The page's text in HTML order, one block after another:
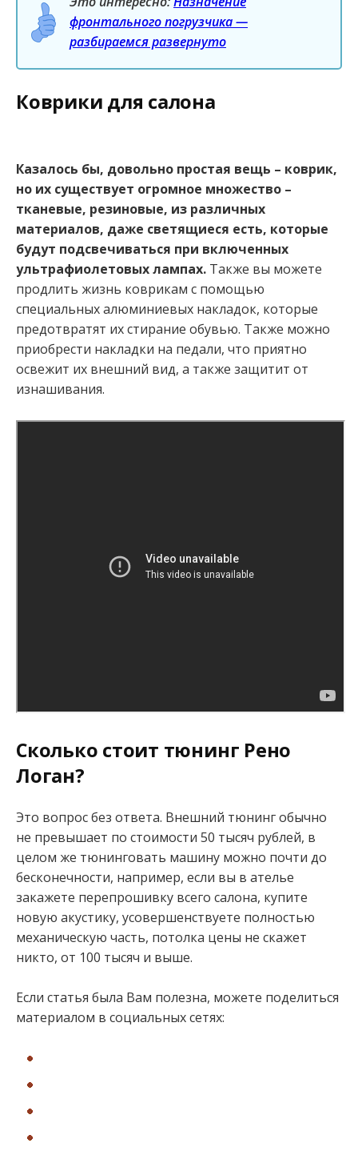
фронтального погрузчика —
разбираемся развернуто
Коврики для салона
Казалось бы, довольно простая вещь – коврик,
но их существует огромное множество –
тканевые, резиновые, из различных
материалов, даже светящиеся есть, которые
будут подсвечиваться при включенных
ультрафиолетовых лампах. Также вы можете
продлить жизнь коврикам с помощью
специальных алюминиевых накладок, которые
предотвратят их стирание обувью. Также можно
приобрести накладки на педали, что приятно
освежит их внешний вид, а также защитит от
изнашивания.
Сколько стоит тюнинг Рено
Логан?
Это вопрос без ответа. Внешний тюнинг обычно
не превышает по стоимости 50 тысяч рублей, в
целом же тюнинговать машину можно почти до
бесконечности, например, если вы в ателье
закажете перепрошивку всего салона, купите
новую акустику, усовершенствуете полностью
механическую часть, потолка цены не скажет
никто, от 100 тысяч и выше.
Если статья была Вам полезна, можете поделиться
материалом в социальных сетях: